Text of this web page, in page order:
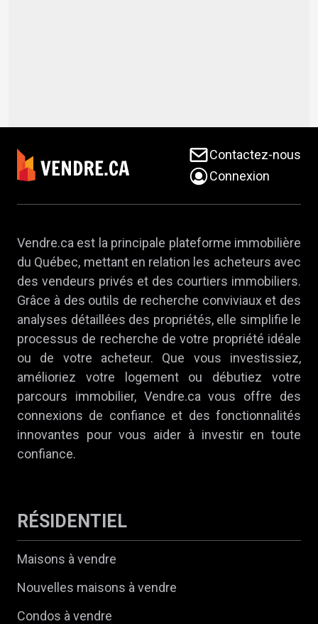
Contactez-nous
Connexion
Vendre.ca est la principale plateforme immobilière
du Québec, mettant en relation les acheteurs avec
des vendeurs privés et des courtiers immobiliers.
Grâce à des outils de recherche conviviaux et des
analyses détaillées des propriétés, elle simplifie le
processus de recherche de votre propriété idéale
ou de votre acheteur. Que vous investissiez,
amélioriez votre logement ou débutiez votre
parcours immobilier, Vendre.ca vous offre des
connexions de confiance et des fonctionnalités
innovantes pour vous aider à investir en toute
confiance.
RÉSIDENTIEL
Maisons à vendre
Nouvelles maisons à vendre
Condos à vendre